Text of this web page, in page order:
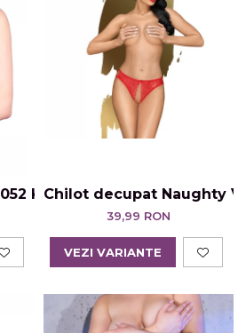
Sutien intarit negru 052 KostarChilot decupat Naughty
39,99 RON
VEZI VARIANTE